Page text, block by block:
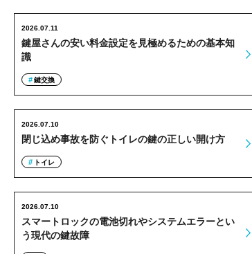
鍵屋さんの安い料金設定を見極めるための基本知
識
2026.07.11
鍵交換
閉じ込め事故を防ぐトイレの鍵の正しい開け方
2026.07.10
トイレ
スマートロックの電池切れやシステムエラーとい
う現代の鍵故障
2026.07.10